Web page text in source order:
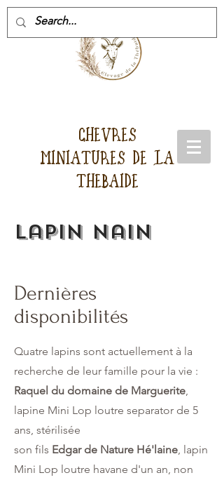
CHEVRES
MINIATURES DE LA
THEBAIDE
Lapin nain
Dernières
disponibilités
Quatre lapins sont actuellement à la
recherche de leur famille pour la vie :
Raquel du domaine de Marguerite,
lapine Mini Lop loutre separator de 5
ans, stérilisée
son fils Edgar de Nature Hé'laine, lapin
Mini Lop loutre havane d'un an, non